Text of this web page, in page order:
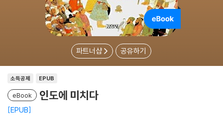
파트너샵 공유하기
소득공제 EPUB
eBook 인도에 미치다
EPUB